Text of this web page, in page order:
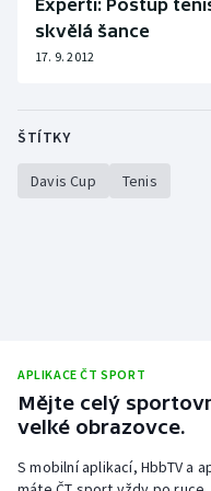
Experti: Postup
skvělá šance
17. 9. 2012
ŠTÍTKY
Davis Cup Tenis
APLIKACE ČT SPORT
Mějte celý
velké obrazovce.
S mobilní aplikací, HbbTV a